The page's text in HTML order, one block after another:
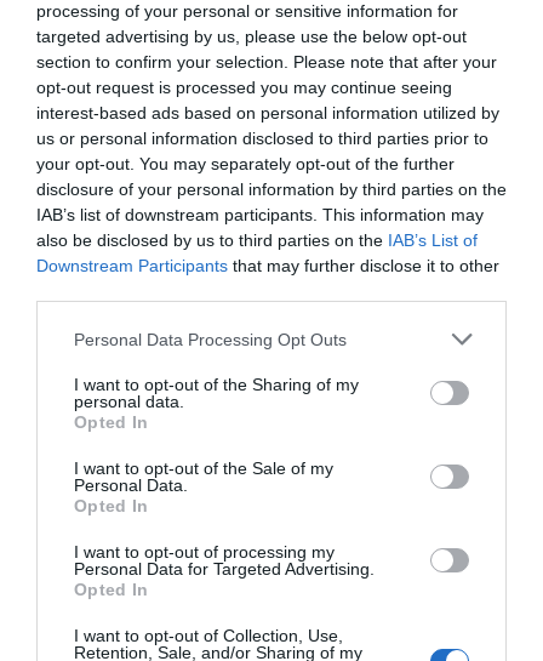
processing of your personal or sensitive information for
targeted advertising by us, please use the below opt-out
section to confirm your selection. Please note that after your
opt-out request is processed you may continue seeing
interest-based ads based on personal information utilized by
us or personal information disclosed to third parties prior to
your opt-out. You may separately opt-out of the further
disclosure of your personal information by third parties on the
IAB’s list of downstream participants. This information may
also be disclosed by us to third parties on the IAB’s List of
Downstream Participants that may further disclose it to other
Please note that this website/app uses one or more Google
not limited to your visit or usage behaviour. You may click to
grant or deny consent to Google and its third-party tags to
use your data for below specified purposes in below Google
consent section.
Personal Data Processing Opt Outs
I want to opt-out of the Sharing of my
personal data.
Opted In
I want to opt-out of the Sale of my
Personal Data.
Opted In
I want to opt-out of processing my
Personal Data for Targeted Advertising.
Opted In
I want to opt-out of Collection, Use,
Retention, Sale, and/or Sharing of my
Οκτώ χρήσιμες οδηγίες για την ασφάλεια
στο νερό από τον Ελληνικό Ερυθρό
Σταυρό
Ακολούθησε το debater.gr στοGoogle News
και μάθετε πρώτοι όλες τις ειδήσεις
Share Tweet